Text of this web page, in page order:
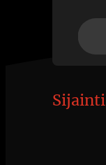
Sijainti